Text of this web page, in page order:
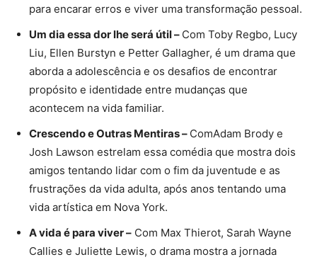
para encarar erros e viver uma transformação pessoal.
Um dia essa dor lhe será útil – Com Toby Regbo, Lucy
Liu, Ellen Burstyn e Petter Gallagher, é um drama que
aborda a adolescência e os desafios de encontrar
propósito e identidade entre mudanças que
acontecem na vida familiar.
Crescendo e Outras Mentiras – ComAdam Brody e
Josh Lawson estrelam essa comédia que mostra dois
amigos tentando lidar com o fim da juventude e as
frustrações da vida adulta, após anos tentando uma
vida artística em Nova York.
A vida é para viver – Com Max Thierot, Sarah Wayne
Callies e Juliette Lewis, o drama mostra a jornada